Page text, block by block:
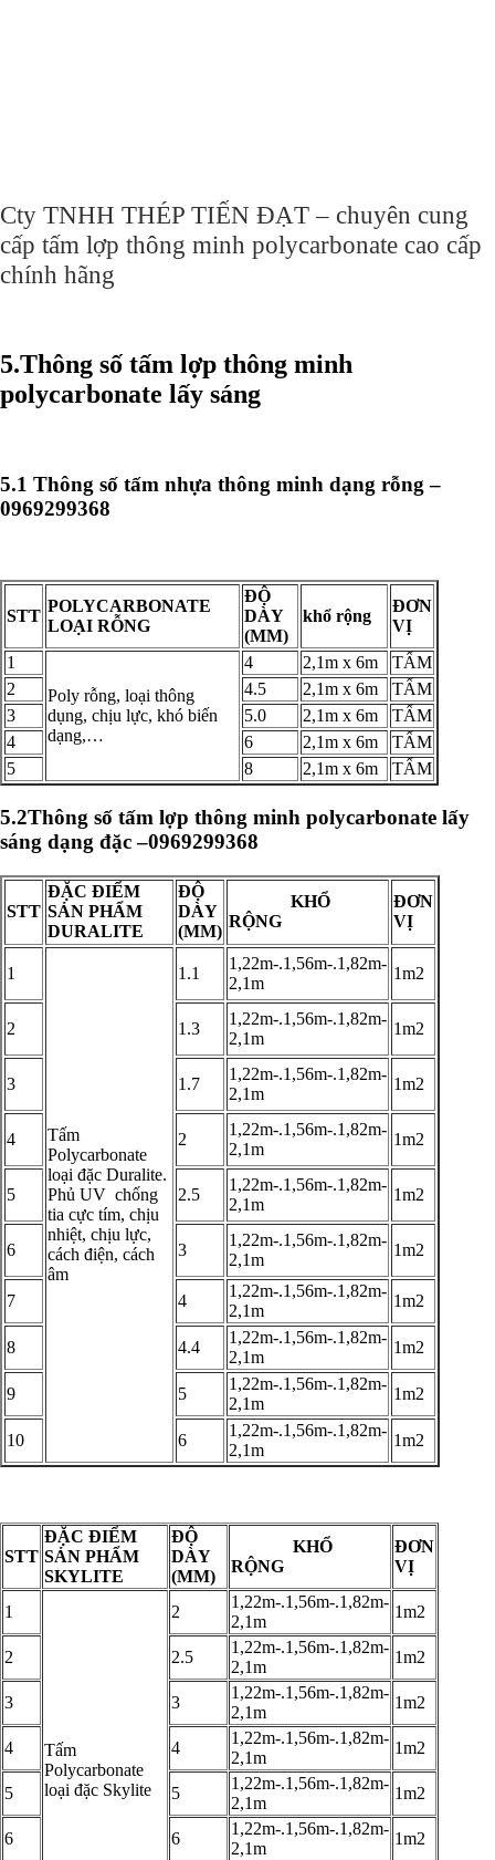
Cty TNHH THÉP TIẾN ĐẠT – chuyên cung
cấp tấm lợp thông minh polycarbonate cao cấp
chính hãng
5.Thông số tấm lợp thông minh
polycarbonate lấy sáng
5.1 Thông số tấm nhựa thông minh dạng rỗng –
0969299368
STT
POLYCARBONATE
LOẠI RỖNG
ĐỘ
DÀY
(MM)
khổ rộng
ĐƠN
VỊ
1
Poly rỗng, loại thông
dụng, chịu lực, khó biến
dạng,…
4 2,1m x 6m
TẤM
2
4.5 2,1m x 6m
TẤM
3
5.0 2,1m x 6m
TẤM
4
6 2,1m x 6m
TẤM
5
8 2,1m x 6m TẤM
5.2Thông số tấm lợp thông minh polycarbonate lấy
sáng dạng đặc –0969299368
STT
ĐẶC ĐIỂM
SẢN PHẨM
DURALITE
ĐỘ
DÀY
(MM)
KHỔ
RỘNG
ĐƠN
VỊ
1
Tấm
Polycarbonate
loại đặc Duralite.
Phủ UV chống
tia cực tím, chịu
nhiệt, chịu lực,
cách điện, cách
âm
1.1
1,22m-.1,56m-.1,82m-
2,1m
1m2
2 1.3
1,22m-.1,56m-.1,82m-
2,1m
1m2
3 1.7
1,22m-.1,56m-.1,82m-
2,1m
1m2
4 2
1,22m-.1,56m-.1,82m-
2,1m
1m2
5 2.5
1,22m-.1,56m-.1,82m-
2,1m
1m2
6 3
1,22m-.1,56m-.1,82m-
2,1m
1m2
7 4
1,22m-.1,56m-.1,82m-
2,1m
1m2
8 4.4
1,22m-.1,56m-.1,82m-
2,1m
1m2
9 5
1,22m-.1,56m-.1,82m-
2,1m
1m2
10 6
1,22m-.1,56m-.1,82m-
2,1m
1m2
STT
ĐẶC ĐIỂM
SẢN PHẨM
SKYLITE
ĐỘ
DÀY
(MM)
KHỔ
RỘNG
ĐƠN
VỊ
1
Tấm
Polycarbonate
loại đặc Skylite
2
1,22m-.1,56m-.1,82m-
2,1m
1m2
2 2.5
1,22m-.1,56m-.1,82m-
2,1m
1m2
3 3
1,22m-.1,56m-.1,82m-
2,1m
1m2
4 4
1,22m-.1,56m-.1,82m-
2,1m
1m2
5 5
1,22m-.1,56m-.1,82m-
2,1m
1m2
6 6
1,22m-.1,56m-.1,82m-
2,1m
1m2